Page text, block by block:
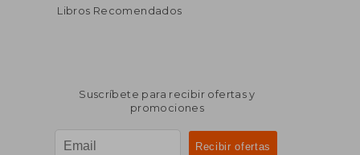
Libros Recomendados
Suscríbete para recibir ofertas y
promociones